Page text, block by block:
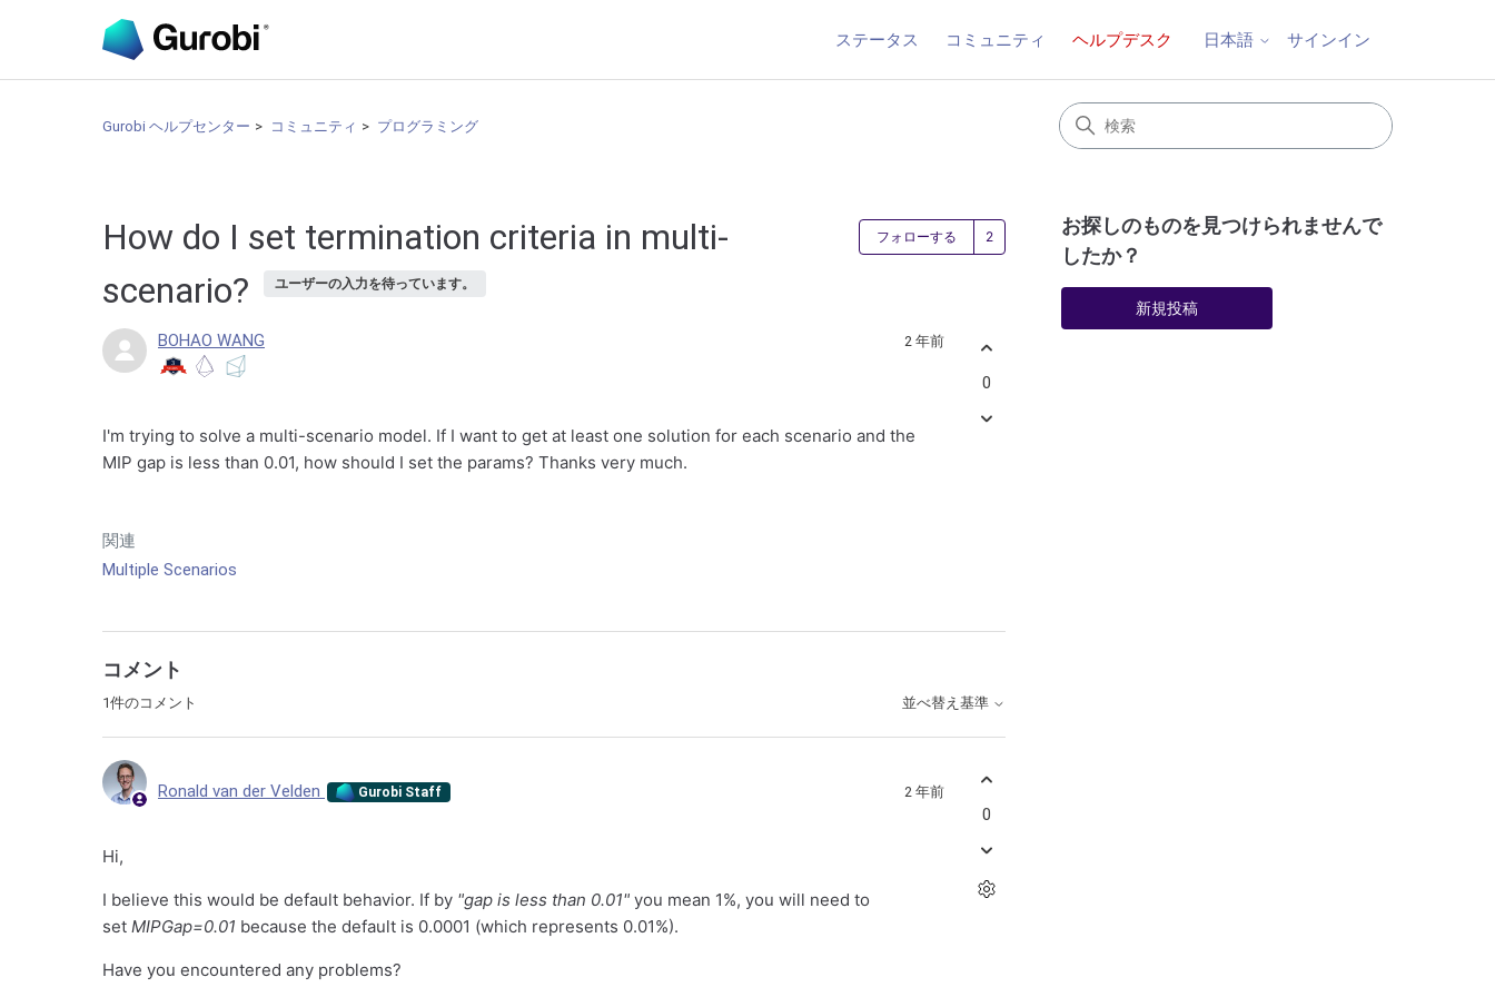
ステータス コミュニティ ヘルプデスク 日本語 サインイン
Gurobi ヘルプセンター コミュニティ プログラミング
How do I set termination criteria in multi-
scenario?
ユーザーの入力を待っています。
フォローする 2人がフォロー中
BOHAO WANG 2 年前
I'm trying to solve a multi-scenario model. If I want to get at least one solution for each scenario and the
MIP gap is less than 0.01, how should I set the params? Thanks very much.
関連
Multiple Scenarios
0
コメント
1件のコメント 並べ替え基準
Ronald van der Velden Gurobi Staff 2 年前
Hi,
I believe this would be default behavior. If by "gap is less than 0.01" you mean 1%, you will need to
set MIPGap=0.01 because the default is 0.0001 (which represents 0.01%).
Have you encountered any problems?
0
お探しのものを見つけられませんで
したか？
新規投稿